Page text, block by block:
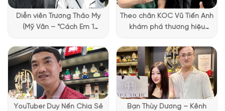
NHỮNG NOTE HƯƠNG THEO CẢM NHẬN
THỰC TẾ
103 (9,85%) 100 (9,56%) 83 (7,93%) 73 (6,98%)
65 (6,21%)
Diễn viên Trương Thảo My
(Mỹ Vân – “Cách Em 1
chia sẻ trải nghiệm chọn
nước hoa đầy thú vị
Theo chân KOC Vũ Tiến Anh
khám phá thương hiệu
YouTuber Duy Nến Chia Sẻ
Bạn Thùy Dương – Kênh